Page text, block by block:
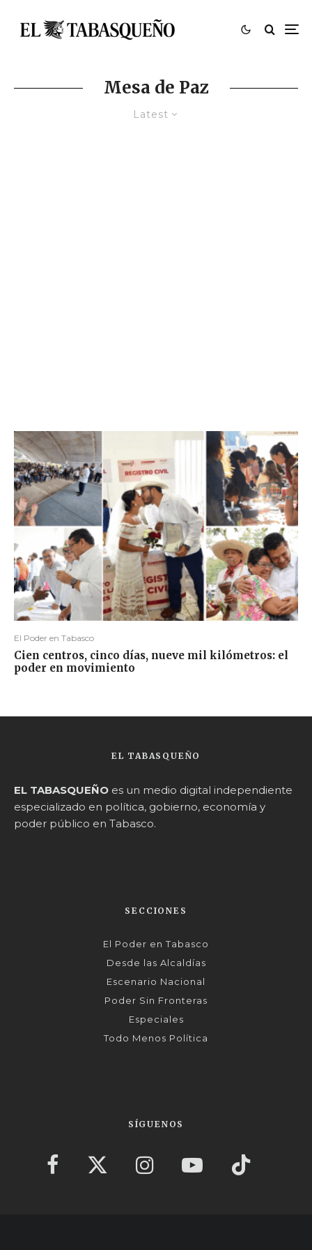
Mesa de Paz
Latest
El Poder en Tabasco
Cien centros, cinco días, nueve mil kilómetros: el
poder en movimiento
EL TABASQUEÑO
EL TABASQUEÑO es un medio digital independiente
especializado en política, gobierno, economía y
poder público en Tabasco.
SECCIONES
El Poder en Tabasco
Desde las Alcaldías
Escenario Nacional
Poder Sin Fronteras
Especiales
Todo Menos Política
SÍGUENOS